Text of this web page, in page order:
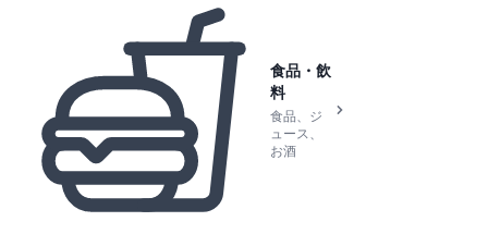
食品・飲
料
食品、ジ
ュース、
お酒